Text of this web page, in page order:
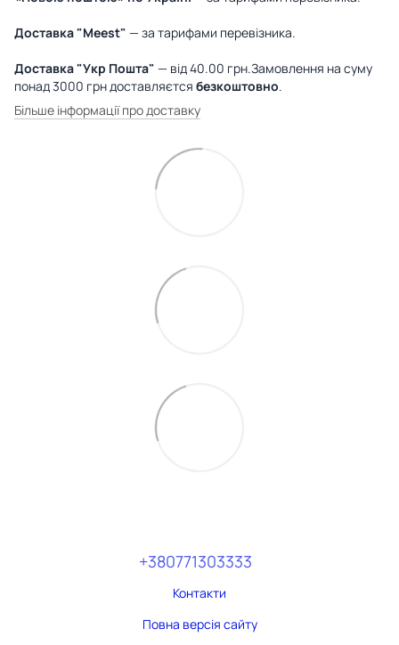
Доставка "Meest" — за тарифами перевізника.
Доставка "Укр Пошта" — від 40.00 грн.Замовлення на суму
понад 3000 грн доставляєтся безкоштовно.
Більше інформації про доставку
+380771303333
Контакти
Повна версія сайту